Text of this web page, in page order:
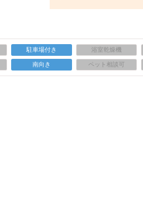
駐車場付き 浴室乾燥機
南向き ペット相談可